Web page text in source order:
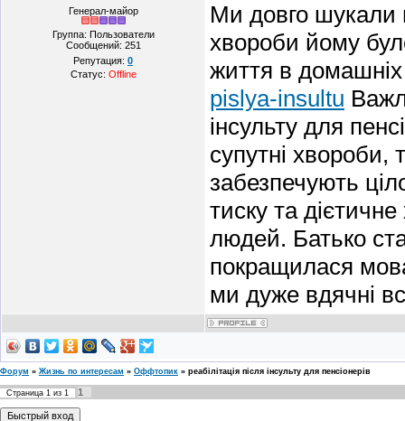
Генерал-майор
Группа: Пользователи
Сообщений: 251
Репутация: 0
Статус: Offline
Ми довго шукали
хвороби йому
життя в
pislya-insultu
інсульту для
супутні
забезпечують
тиску та
людей. Батько
покращилася
ми дуже вдячні
Форум » Жизнь по интересам » Оффтопик » реабілітація після інсульту для пенсіонерів
Страница 1 из 1 1